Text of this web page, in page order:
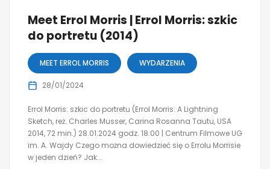
Meet Errol Morris | Errol Morris: szkic
do portretu (2014)
MEET ERROL MORRIS WYDARZENIA
28/01/2024
Errol Morris: szkic do portretu (Errol Morris: A Lightning
Sketch, reż. Charles Musser, Carina Rosanna Tautu, USA
2014, 72 min.) 28.01.2024 godz. 18:00 | Centrum Filmowe UG
im. A. Wajdy Czego można dowiedzieć się o Errolu Morrisie
w jeden dzień? Jak...